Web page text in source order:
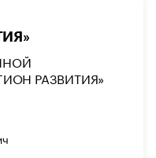
РАЗВИТИЯ»